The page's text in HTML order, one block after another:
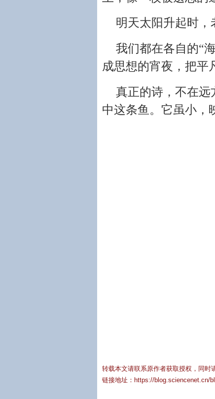
明天太阳升起时，
我们都在各自的“
成思想的宵夜，把平
真正的诗，不在远
中这条鱼。它虽小，
转载本文请联系原作者获取授权，同时
链接地址： https://blog.sciencenet.cn/